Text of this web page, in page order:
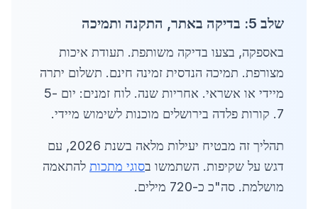
שלב 5: בדיקה באתר, התקנה ותמיכה
באספקה, בצעו בדיקה משותפת. תעודת איכות
מצורפת. תמיכה הנדסית זמינה חינם. תשלום יתרה
מיידי או אשראי. אחריות שנה. לוח זמנים: יום 5-
7. קורות פלדה בירושלים מוכנות לשימוש מיידי.
תהליך זה מבטיח יעילות מלאה בשנת 2026, עם
דגש על שקיפות. השתמשו בסוגי מתכות להתאמה
מושלמת. סה"כ כ-720 מילים.